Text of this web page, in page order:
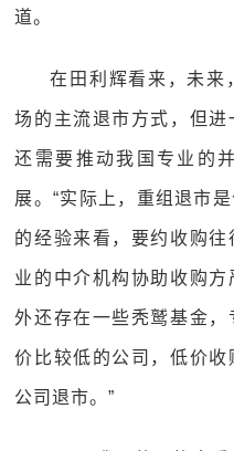
道。
在田利辉看来，未来
场的主流退市方式，但进
还需要推动我国专业的
展。“实际上，重组退市
的经验来看，要约收购
业的中介机构协助收购
外还存在一些秃鹫基金
价比较低的公司，低价
公司退市。”